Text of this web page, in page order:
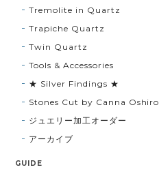
Tremolite in Quartz
Trapiche Quartz
Twin Quartz
Tools & Accessories
★ Silver Findings ★
Stones Cut by Canna Oshiro
ジュエリー加工オーダー
アーカイブ
GUIDE